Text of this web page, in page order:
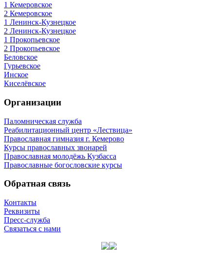
1 Кемеровское
2 Кемеровское
1 Ленинск-Кузнецкое
2 Ленинск-Кузнецкое
1 Прокопьевское
2 Прокопьевское
Беловское
Гурьевское
Инское
Киселёвское
Организации
Паломническая служба
Реабилитационный центр «Лествица»
Православная гимназия г. Кемерово
Курсы православных звонарей
Православная молодёжь Кузбасса
Православные богословские курсы
Обратная связь
Контакты
Реквизиты
Пресс-служба
Связаться с нами